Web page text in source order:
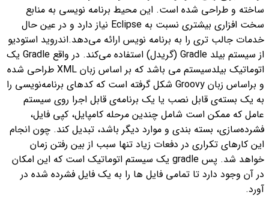
ساخته و طراحی شده است. این محیط برنامه نویسی به منابع
سخت افزاری بیشتری نسبت به Eclipse نیاز دارد و در عین حال
خدمات جالب تری را به برنامه نویس ارائه می‌دهد.اندروید استودیو
از سیستم بیلد Gradle (گریدل) استفاده می‌کند. در واقع Gradle یک
اتوماتیک بیلدسیستم می باشد که بر اساس زبان XML طراحی شده
و براساس زبان Groovy شکل گرفته است که کدهای برنامه‌نویسی را
به یک بسته‌ی قابل نصب یا یک برنامه‌ی قابل اجرا روی سیستم
‌عامل که ممکن است شامل چندین مرحله کامپایل، کپی فایل،
فشرده‌سازی، بسته بندی و موارد دیگر باشد، تبدیل کند. چون انجام
این کارهای تکراری در دفعات زیاد تنها سبب از بین رفتن زمان
خواهد شد. پس gradle یک سیستم اتوماتیک است که این امکان
در آن وجود دارد تا تمامی فایل ها را به یک فایل فشرده شده در
آورد.